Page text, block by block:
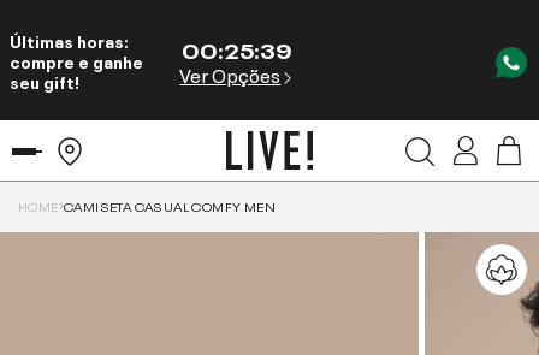
Últimas horas:
compre e ganhe
seu gift!
00:25:38
Ver Opções
HOME CAMISETA CASUAL COMFY MEN